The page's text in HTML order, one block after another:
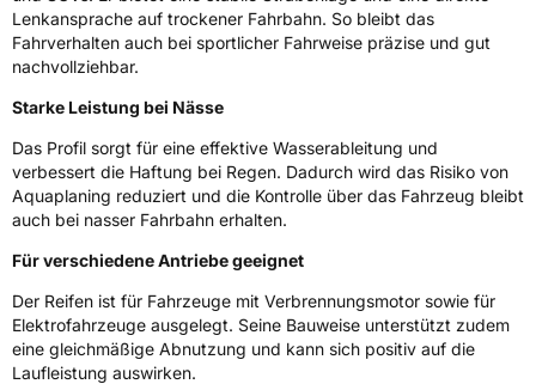
3PMSF / Schneeflockensymbol / Alpine-Symbol Nein
EisgripNein
EPREL ID 2460302
Allgemeine Produktsicherheit (GPSR)
HerstellerkontaktBRIDGESTONE EU NV/SA, Via del Fosso del
Salceto 13/15 00128 Rome Italien,
market.surveillance@bridgestone.eu
Lenkansprache auf trockener Fahrbahn. So bleibt das
Fahrverhalten auch bei sportlicher Fahrweise präzise und gut
nachvollziehbar.
Starke Leistung bei Nässe
Das Profil sorgt für eine effektive Wasserableitung und
verbessert die Haftung bei Regen. Dadurch wird das Risiko von
Aquaplaning reduziert und die Kontrolle über das Fahrzeug bleibt
auch bei nasser Fahrbahn erhalten.
Für verschiedene Antriebe geeignet
Der Reifen ist für Fahrzeuge mit Verbrennungsmotor sowie für
Elektrofahrzeuge ausgelegt. Seine Bauweise unterstützt zudem
eine gleichmäßige Abnutzung und kann sich positiv auf die
Laufleistung auswirken.